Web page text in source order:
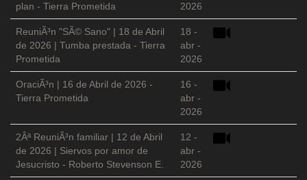
plan - Tierra Prometida
2026
ReuniÃ³n "SÃ© Sano" | 18 de Abril
de 2026 | Tumba prestada - Tierra
Prometida
18 -
abr -
2026
OraciÃ³n | 16 de Abril de 2026 -
Tierra Prometida
16 -
abr -
2026
2Âª ReuniÃ³n familiar | 12 de Abril
de 2026 | Siervos por amor de
Jesucristo - Roberto Stevenson E.
12 -
abr -
2026